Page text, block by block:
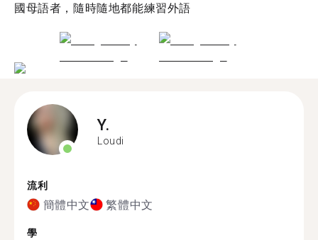
國母語者，隨時隨地都能練習外語
Y.
Loudi
流利
簡體中文 繁體中文
學